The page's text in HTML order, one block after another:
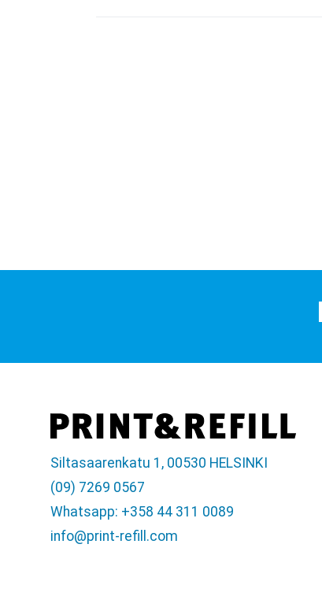
Siltasaarenkatu 1, 00530 HELSINKI
(09) 7269 0567
Whatsapp: +358 44 311 0089
info@print-refill.com